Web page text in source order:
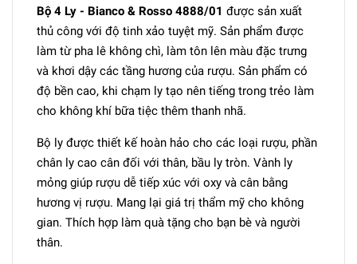
Bộ 4 Ly - Bianco & Rosso 4888/01 được sản xuất
thủ công với độ tinh xảo tuyệt mỹ. Sản phẩm được
làm từ pha lê không chì, làm tôn lên màu đặc trưng
và khơi dậy các tầng hương của rượu. Sản phẩm có
độ bền cao, khi chạm ly tạo nên tiếng trong trẻo làm
cho không khí bữa tiệc thêm thanh nhã.
Bộ ly được thiết kế hoàn hảo cho các loại rượu, phần
chân ly cao cân đối với thân, bầu ly tròn. Vành ly
mỏng giúp rượu dễ tiếp xúc với oxy và cân bằng
hương vị rượu. Mang lại giá trị thẩm mỹ cho không
gian. Thích hợp làm quà tặng cho bạn bè và người
thân.